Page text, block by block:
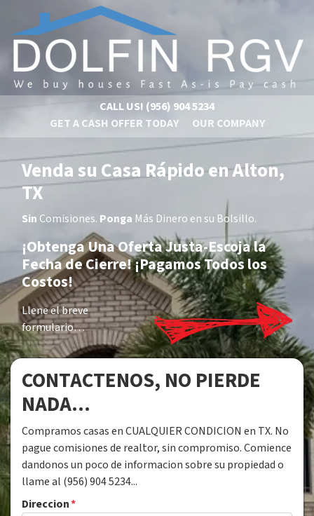
CALL US! (956) 904 5234
GET A CASH OFFER TODAY
OUR COMPANY
Venda su Casa Rápido en Alton,
TX
Sin Comisiones. Ponga Más Dinero en su Bolsillo.
¡Obtenga Una Oferta Justa-Escoja la
Fecha de Cierre!¡Pagamos Todos los
Costos!
Llene el breve
formulario…
CONTACTENOS, NO PIERDE
NADA...
Compramos casas en CUALQUIER CONDICION en TX. No
pague comisiones de realtor, sin compromiso. Comience
dandonos un poco de informacion sobre su propiedad o
llame al (956) 904 5234...
Direccion*